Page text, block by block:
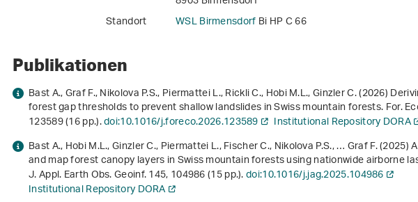
Standort
WSL BirmensdorfBi HP C 66
Publikationen
Bast A., Graf F., Nikolova P.S., Piermattei L., Rickli C., Hobi M.L., Ginzler C. (2026)
forest gap thresholds to prevent shallow landslides in Swiss mountain forests. For.
123589 (16 pp.).doi:10.1016/j.foreco.2026.123589
Institutional Repository DORA
Bast A., Hobi M.L., Ginzler C., Piermattei L., Fischer C., Nikolova P.S., … Graf F.
and map forest canopy layers in Swiss mountain forests using nationwide airborne
J. Appl. Earth Obs. Geoinf.145, 104986 (15 pp.).doi:10.1016/j.jag.2025.104986
Institutional Repository DORA